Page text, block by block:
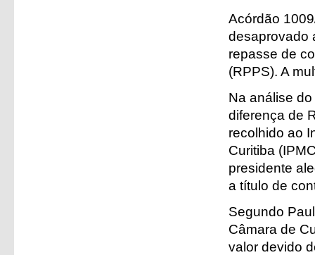
Acórdão
desaprovado
repasse de
(RPPS). A
Na análise
diferença de
recolhido ao
Curitiba
presidente
a título de
Segundo
Câmara de
valor devido